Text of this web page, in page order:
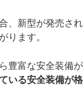
、新型が発売さ
ります。
豊富な安全装備
いる安全装備が